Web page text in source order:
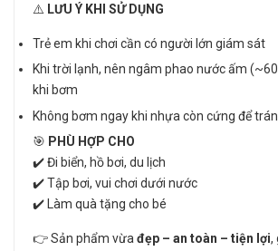
⚠️ LƯU Ý KHI SỬ DỤNG
Trẻ em khi chơi cần có người lớn giám sát
Khi trời lạnh, nên ngâm phao nước ấm
khi bơm
Không bơm ngay khi nhựa còn cứng để
🎯 PHÙ HỢP CHO
✔️ Đi biển, hồ bơi, du lịch
✔️ Tập bơi, vui chơi dưới nước
✔️ Làm quà tặng cho bé
👉 Sản phẩm vừađẹp – an toàn – tiện lợi,